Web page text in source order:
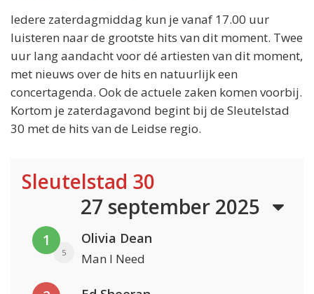
Iedere zaterdagmiddag kun je vanaf 17.00 uur
luisteren naar de grootste hits van dit moment. Twee
uur lang aandacht voor dé artiesten van dit moment,
met nieuws over de hits en natuurlijk een
concertagenda. Ook de actuele zaken komen voorbij.
Kortom je zaterdagavond begint bij de Sleutelstad
30 met de hits van de Leidse regio.
Sleutelstad 30
27 september 2025
1
5
Olivia Dean
Man I Need